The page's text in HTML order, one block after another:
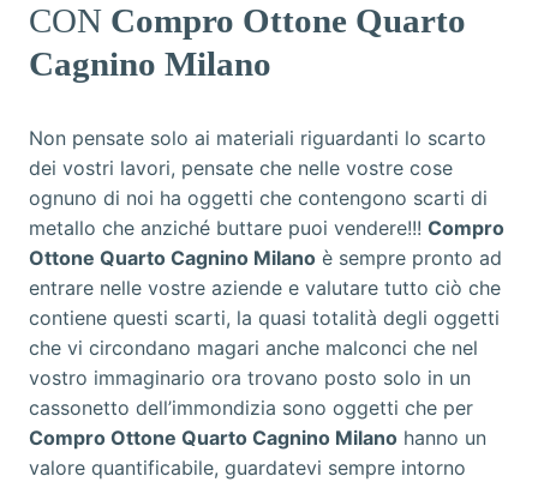
CON Compro Ottone Quarto
Cagnino Milano
Non pensate solo ai materiali riguardanti lo scarto
dei vostri lavori, pensate che nelle vostre cose
ognuno di noi ha oggetti che contengono scarti di
metallo che anziché buttare puoi vendere!!! Compro
Ottone Quarto Cagnino Milano è sempre pronto ad
entrare nelle vostre aziende e valutare tutto ciò che
contiene questi scarti, la quasi totalità degli oggetti
che vi circondano magari anche malconci che nel
vostro immaginario ora trovano posto solo in un
cassonetto dell’immondizia sono oggetti che per
Compro Ottone Quarto Cagnino Milano hanno un
valore quantificabile, guardatevi sempre intorno